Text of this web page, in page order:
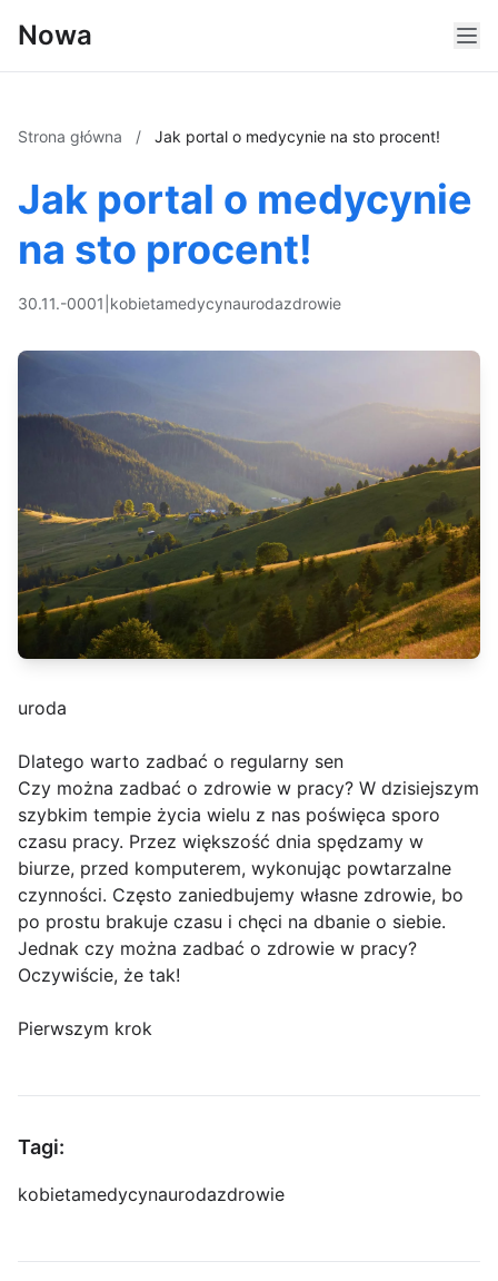
Nowa
Strona główna / Jak portal o medycynie na sto procent!
Jak portal o medycynie
na sto procent!
30.11.-0001 kobietamedycynaurodazdrowie
uroda
Dlatego warto zadbać o regularny sen
Czy można zadbać o zdrowie w pracy? W dzisiejszym
szybkim tempie życia wielu z nas poświęca sporo
czasu pracy. Przez większość dnia spędzamy w
biurze, przed komputerem, wykonując powtarzalne
czynności. Często zaniedbujemy własne zdrowie, bo
po prostu brakuje czasu i chęci na dbanie o siebie.
Jednak czy można zadbać o zdrowie w pracy?
Oczywiście, że tak!
Pierwszym krok
Tagi:
kobietamedycynaurodazdrowie